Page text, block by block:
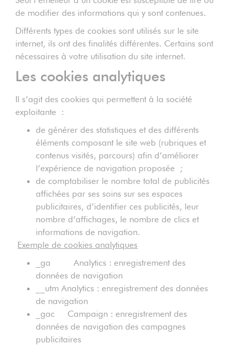
de modifier des informations qui y sont contenues.
Différents types de cookies sont utilisés sur le site
internet, ils ont des finalités différentes. Certains sont
nécessaires à votre utilisation du site internet.
Les cookies analytiques
Il s’agit des cookies qui permettent à la société
exploitante :
de générer des statistiques et des différents
éléments composant le site web (rubriques et
contenus visités, parcours) afin d’améliorer
l’expérience de navigation proposée ;
de comptabiliser le nombre total de publicités
affichées par ses soins sur ses espaces
publicitaires, d’identifier ces publicités, leur
nombre d’affichages, le nombre de clics et
informations de navigation.
Exemple de cookies analytiques
_ga Analytics : enregistrement des
données de navigation
__utm Analytics : enregistrement des données
de navigation
_gac Campaign : enregistrement des
données de navigation des campagnes
publicitaires